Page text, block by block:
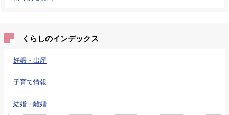
くらしのインデックス
妊娠・出産
子育て情報
結婚・離婚